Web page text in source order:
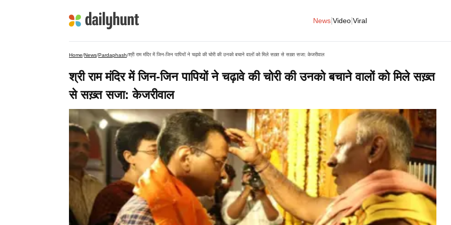
News Video Viral
Home/News/Pardaphash/श्री राम मंदिर में जिन-जिन पापियों ने चढ़ावे की चोरी की उनको बचाने वालों को मिले सख़्त से सख़्त सजा: केजरीवाल
श्री राम मंदिर में जिन-जिन पापियों ने चढ़ावे की चोरी की उनको बचाने वालों को मिले सख़्त
से सख़्त सजा: केजरीवाल